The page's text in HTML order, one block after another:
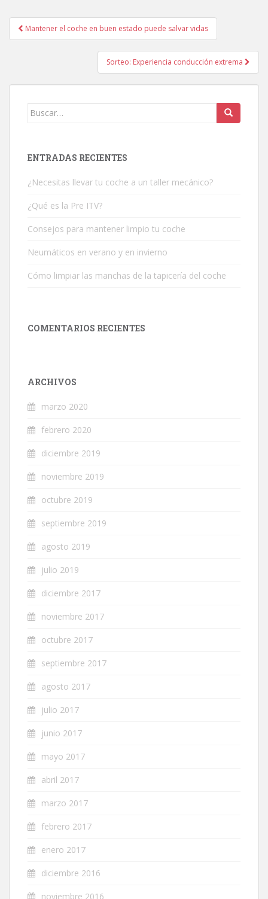
Navegación de entradas
Mantener el coche en buen estado puede salvar vidas
Sorteo: Experiencia conducción extrema
Buscar:
ENTRADAS RECIENTES
¿Necesitas llevar tu coche a un taller mecánico?
¿Qué es la Pre ITV?
Consejos para mantener limpio tu coche
Neumáticos en verano y en invierno
Cómo limpiar las manchas de la tapicería del coche
COMENTARIOS RECIENTES
ARCHIVOS
marzo 2020
febrero 2020
diciembre 2019
noviembre 2019
octubre 2019
septiembre 2019
agosto 2019
julio 2019
diciembre 2017
noviembre 2017
octubre 2017
septiembre 2017
agosto 2017
julio 2017
junio 2017
mayo 2017
abril 2017
marzo 2017
febrero 2017
enero 2017
diciembre 2016
noviembre 2016